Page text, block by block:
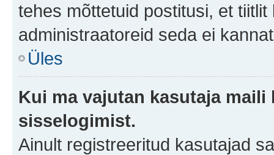
tehes mõttetuid postitusi, et
administraatoreid seda ei
Üles
Kui ma vajutan kasutaja
sisselogimist.
Ainult registreeritud kasutajad